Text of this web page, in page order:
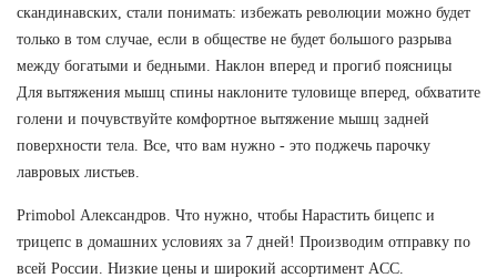
скандинавских, стали понимать: избежать революции можно будет
только в том случае, если в обществе не будет большого разрыва
между богатыми и бедными. Наклон вперед и прогиб поясницы
Для вытяжения мышц спины наклоните туловище вперед, обхватите
голени и почувствуйте комфортное вытяжение мышц задней
поверхности тела. Все, что вам нужно - это поджечь парочку
лавровых листьев.
Primobol Александров. Что нужно, чтобы Нарастить бицепс и
трицепс в домашних условиях за 7 дней! Производим отправку по
всей России. Низкие цены и широкий ассортимент ACC.